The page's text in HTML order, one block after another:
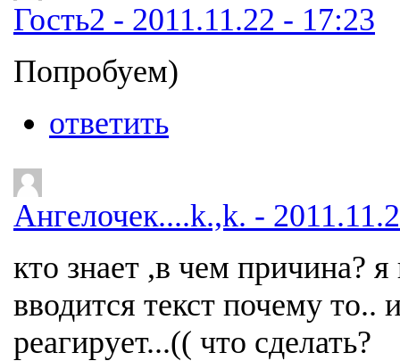
Гость2 - 2011.11.22 - 17:23
Попробуем)
ответить
Ангелочек....k.,k. -
кто знает ,в чем причина?
вводится текст почему
реагирует...(( что сделать?